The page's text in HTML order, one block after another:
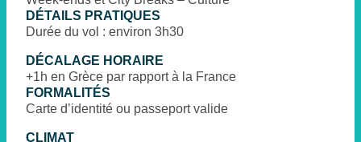
DÉTAILS PRATIQUES
Durée du vol : environ 3h30
DÉCALAGE HORAIRE
+1h en Grèce par rapport à la France
FORMALITÉS
Carte d’identité ou passeport valide
CLIMAT